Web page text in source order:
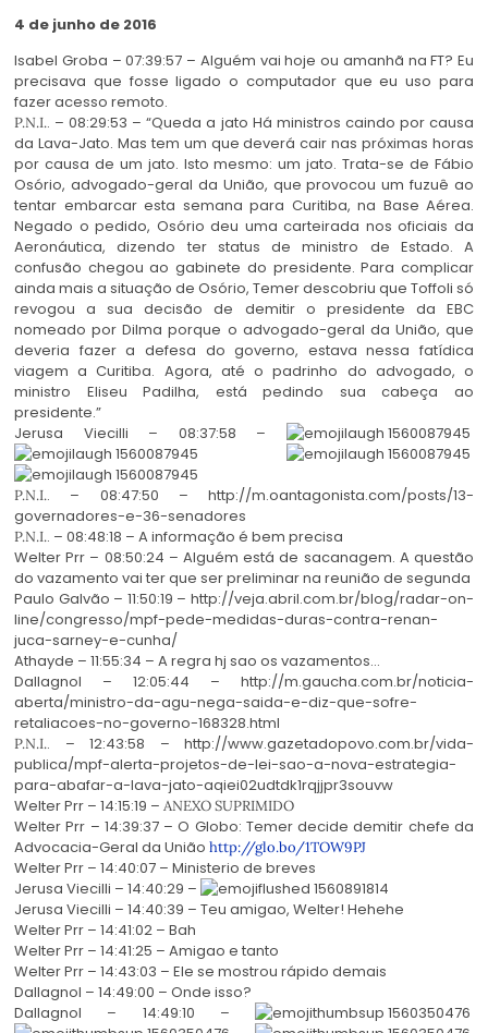
4 de junho de 2016
Isabel Groba – 07:39:57 – Alguém vai hoje ou amanhã na FT? Eu
precisava que fosse ligado o computador que eu uso para
fazer acesso remoto.
P.N.I.. – 08:29:53 – “Queda a jato Há ministros caindo por causa
da Lava-Jato. Mas tem um que deverá cair nas próximas horas
por causa de um jato. Isto mesmo: um jato. Trata-se de Fábio
Osório, advogado-geral da União, que provocou um fuzuê ao
tentar embarcar esta semana para Curitiba, na Base Aérea.
Negado o pedido, Osório deu uma carteirada nos oficiais da
Aeronáutica, dizendo ter status de ministro de Estado. A
confusão chegou ao gabinete do presidente. Para complicar
ainda mais a situação de Osório, Temer descobriu que Toffoli só
revogou a sua decisão de demitir o presidente da EBC
nomeado por Dilma porque o advogado-geral da União, que
deveria fazer a defesa do governo, estava nessa fatídica
viagem a Curitiba. Agora, até o padrinho do advogado, o
ministro Eliseu Padilha, está pedindo sua cabeça ao
presidente.”
Jerusa Viecilli – 08:37:58 –
P.N.I.. – 08:47:50 – http://m.oantagonista.com/posts/13-
governadores-e-36-senadores
P.N.I.. – 08:48:18 – A informação é bem precisa
Welter Prr – 08:50:24 – Alguém está de sacanagem. A questão
do vazamento vai ter que ser preliminar na reunião de segunda
Paulo Galvão – 11:50:19 – http://veja.abril.com.br/blog/radar-on-
line/congresso/mpf-pede-medidas-duras-contra-renan-
juca-sarney-e-cunha/
Athayde – 11:55:34 – A regra hj sao os vazamentos…
Dallagnol – 12:05:44 – http://m.gaucha.com.br/noticia-
aberta/ministro-da-agu-nega-saida-e-diz-que-sofre-
retaliacoes-no-governo-168328.html
P.N.I.. – 12:43:58 – http://www.gazetadopovo.com.br/vida-
publica/mpf-alerta-projetos-de-lei-sao-a-nova-estrategia-
para-abafar-a-lava-jato-aqiei02udtdk1rqjjpr3souvw
Welter Prr – 14:15:19 – ANEXO SUPRIMIDO
Welter Prr – 14:39:37 – O Globo: Temer decide demitir chefe da
Advocacia-Geral da União http://glo.bo/1TOW9PJ
Welter Prr – 14:40:07 – Ministerio de breves
Jerusa Viecilli – 14:40:29 –
Jerusa Viecilli – 14:40:39 – Teu amigao, Welter! Hehehe
Welter Prr – 14:41:02 – Bah
Welter Prr – 14:41:25 – Amigao e tanto
Welter Prr – 14:43:03 – Ele se mostrou rápido demais
Dallagnol – 14:49:00 – Onde isso?
Dallagnol – 14:49:10 –